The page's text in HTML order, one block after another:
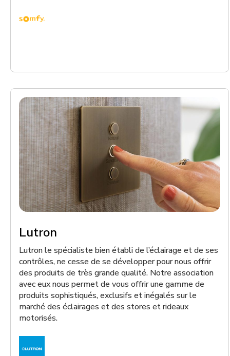
Lutron
Lutron le spécialiste bien établi de l’éclairage et de ses
contrôles, ne cesse de se développer pour nous offrir
des produits de très grande qualité. Notre association
avec eux nous permet de vous offrir une gamme de
produits sophistiqués, exclusifs et inégalés sur le
marché des éclairages et des stores et rideaux
motorisés.